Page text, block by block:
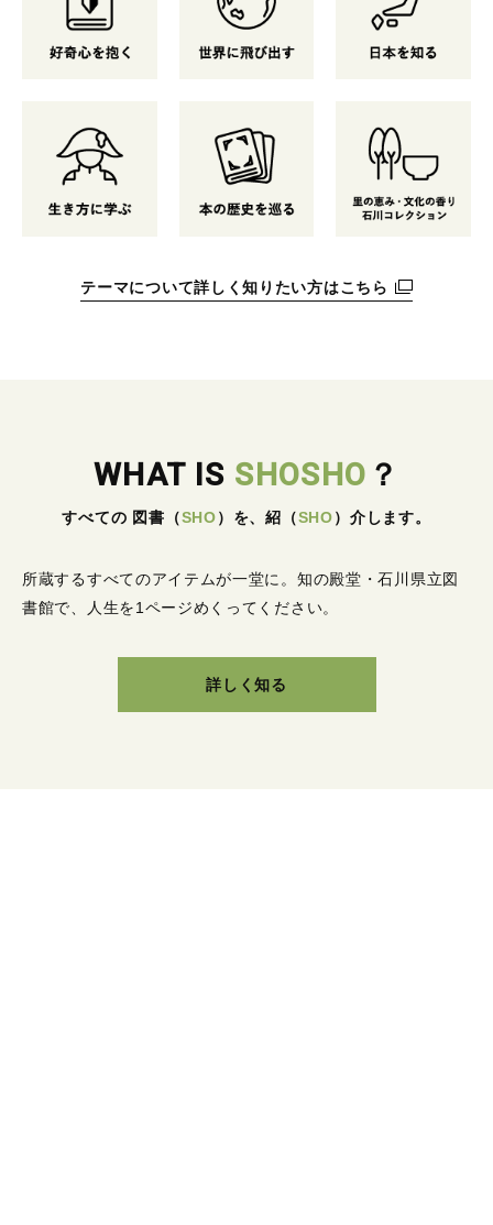
テーマについて詳しく知りたい方はこちら
WHAT IS SHOSHO ？
すべての 図書 （SHO） を、紹 （SHO） 介します。
所蔵するすべてのアイテムが一堂に。 知の殿堂・石川県立図
書館で、人生を1ページめくってください。
詳しく知る